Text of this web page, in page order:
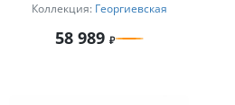
Коллекция: Георгиевская
58 989